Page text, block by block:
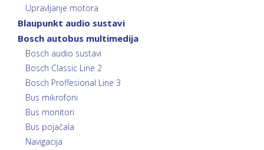
Upravljanje motora
Blaupunkt audio sustavi
Bosch autobus multimedija
Bosch audio sustavi
Bosch Classic Line 2
Bosch Proffesional Line 3
Bus mikrofoni
Bus monitori
Bus pojačala
Navigacija